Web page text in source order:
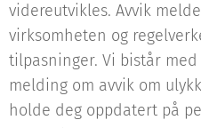
videreutvikles. Avvik
virksomheten og
tilpasninger. Vi bistår
melding om avvik om
holde deg oppdatert på